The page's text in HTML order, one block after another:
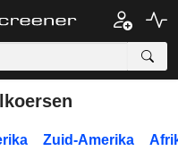
Zuid-Amerika